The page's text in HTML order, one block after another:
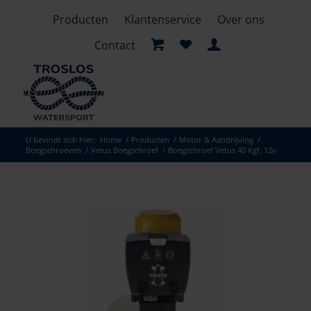
Producten Klantenservice
Over ons
Contact
U bevindt zich hier: Home / Producten / Motor & Aandrijving /
Boegschroeven / Vetus Boegschroef / Boegschroef Vetus 40 Kgf, 12v